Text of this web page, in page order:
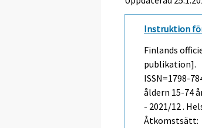
Instruktion
Finlands
publikation].
ISSN=1798-
åldern 15-74
- 2021/12 .
Åtkomstsätt: